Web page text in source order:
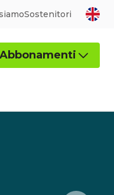
Sostenitori
Abbonamenti